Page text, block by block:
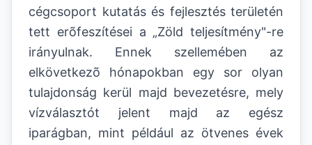
cégcsoport kutatás és fejlesztés területén
tett erõfeszítései a „Zöld teljesítmény"-re
irányulnak. Ennek szellemében az
elkövetkezõ hónapokban egy sor olyan
tulajdonság kerül majd bevezetésre, mely
vízválasztót jelent majd az egész
iparágban, mint például az ötvenes évek